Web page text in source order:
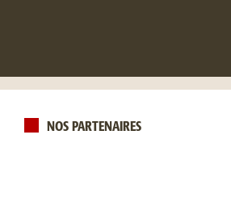
NOS PARTENAIRES